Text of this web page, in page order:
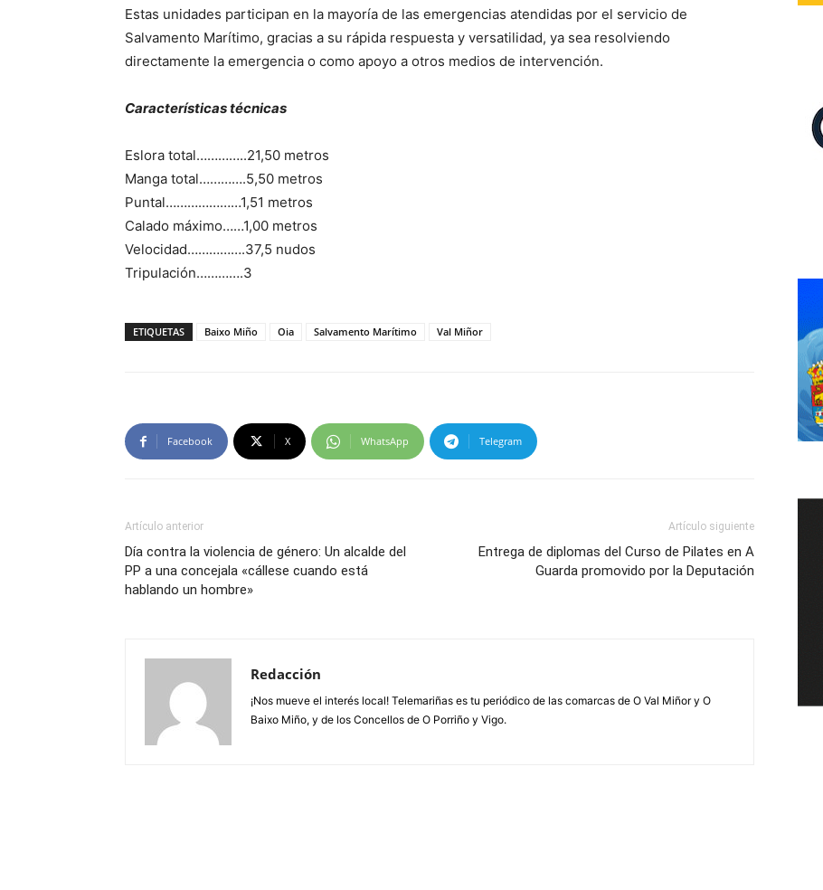
Estas unidades participan en la mayoría de las emergencias atendidas por el servicio de
Salvamento Marítimo, gracias a su rápida respuesta y versatilidad, ya sea resolviendo
directamente la emergencia o como apoyo a otros medios de intervención.
Características técnicas
Eslora total…………..21,50 metros
Manga total………….5,50 metros
Puntal…………………1,51 metros
Calado máximo……1,00 metros
Velocidad…………….37,5 nudos
Tripulación………….3
ETIQUETAS Baixo Miño Oia Salvamento Marítimo Val Miñor
Facebook X WhatsApp Telegram
Artículo anterior
Día contra la violencia de género: Un alcalde del
PP a una concejala «cállese cuando está
hablando un hombre»
Artículo siguiente
Entrega de diplomas del Curso de Pilates en A
Guarda promovido por la Deputación
Redacción
¡Nos mueve el interés local! Telemariñas es tu periódico de las comarcas de O Val Miñor y O
Baixo Miño, y de los Concellos de O Porriño y Vigo.